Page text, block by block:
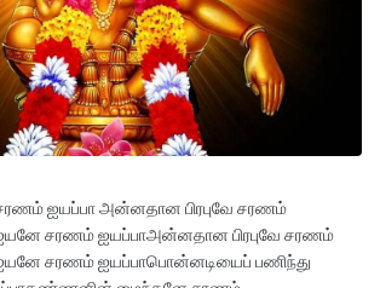
ஐயப்பா அன்னதான‌ பிரபுவே சரணம்
சரணம் ஐயப்பாஅன்னதான‌ பிரபுவே சரணம்
சரணம் ஐயப்பாபொன்னடியைப் பணிந்து